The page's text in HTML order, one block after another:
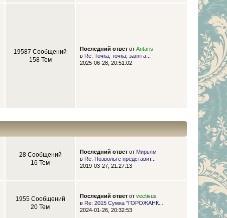
19587 Сообщений
158 Тем
Последний ответот Antaris
в Re: Точка, точка, запята...
2025-06-28, 20:51:02
28 Сообщений
16 Тем
Последний ответот Мирьям
в Re: Позвольте представит...
2019-03-27, 21:27:13
1955 Сообщений
20 Тем
Последний ответот vectivus
в Re: 2015 Сумка "ГОРОЖАНК...
2024-01-26, 20:32:53